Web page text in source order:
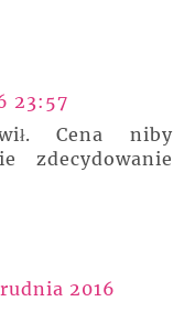
23:57
Cena niby
zdecydowanie
2016